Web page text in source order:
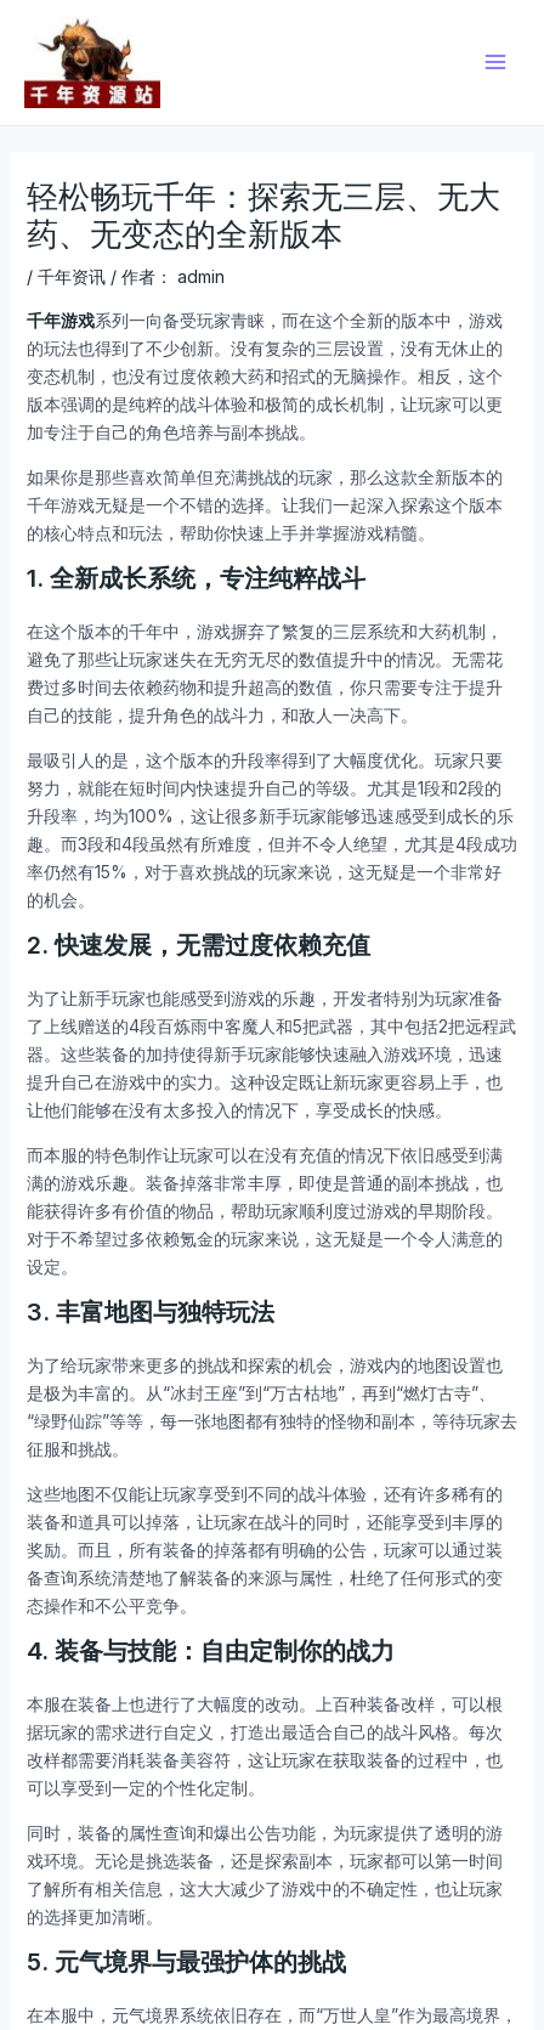
轻松畅玩千年：探索无三层、无大
药、无变态的全新版本
/ 千年资讯/ 作者： admin
千年游戏系列一向备受玩家青睐，而在这个全新的版本中，游戏
的玩法也得到了不少创新。没有复杂的三层设置，没有无休止的
变态机制，也没有过度依赖大药和招式的无脑操作。相反，这个
版本强调的是纯粹的战斗体验和极简的成长机制，让玩家可以更
加专注于自己的角色培养与副本挑战。
如果你是那些喜欢简单但充满挑战的玩家，那么这款全新版本的
千年游戏无疑是一个不错的选择。让我们一起深入探索这个版本
的核心特点和玩法，帮助你快速上手并掌握游戏精髓。
1. 全新成长系统，专注纯粹战斗
在这个版本的千年中，游戏摒弃了繁复的三层系统和大药机制，
避免了那些让玩家迷失在无穷无尽的数值提升中的情况。无需花
费过多时间去依赖药物和提升超高的数值，你只需要专注于提升
自己的技能，提升角色的战斗力，和敌人一决高下。
最吸引人的是，这个版本的升段率得到了大幅度优化。玩家只要
努力，就能在短时间内快速提升自己的等级。尤其是1段和2段的
升段率，均为100%，这让很多新手玩家能够迅速感受到成长的乐
趣。而3段和4段虽然有所难度，但并不令人绝望，尤其是4段成功
率仍然有15%，对于喜欢挑战的玩家来说，这无疑是一个非常好
的机会。
2.快速发展，无需过度依赖充值
为了让新手玩家也能感受到游戏的乐趣，开发者特别为玩家准备
了上线赠送的4段百炼雨中客魔人和5把武器，其中包括2把远程武
器。这些装备的加持使得新手玩家能够快速融入游戏环境，迅速
提升自己在游戏中的实力。这种设定既让新玩家更容易上手，也
让他们能够在没有太多投入的情况下，享受成长的快感。
而本服的特色制作让玩家可以在没有充值的情况下依旧感受到满
满的游戏乐趣。装备掉落非常丰厚，即使是普通的副本挑战，也
能获得许多有价值的物品，帮助玩家顺利度过游戏的早期阶段。
对于不希望过多依赖氪金的玩家来说，这无疑是一个令人满意的
设定。
3. 丰富地图与独特玩法
为了给玩家带来更多的挑战和探索的机会，游戏内的地图设置也
是极为丰富的。从“冰封王座”到“万古枯地”，再到“燃灯古寺”、
“绿野仙踪”等等，每一张地图都有独特的怪物和副本，等待玩家去
征服和挑战。
这些地图不仅能让玩家享受到不同的战斗体验，还有许多稀有的
装备和道具可以掉落，让玩家在战斗的同时，还能享受到丰厚的
奖励。而且，所有装备的掉落都有明确的公告，玩家可以通过装
备查询系统清楚地了解装备的来源与属性，杜绝了任何形式的变
态操作和不公平竞争。
4. 装备与技能：自由定制你的战力
本服在装备上也进行了大幅度的改动。上百种装备改样，可以根
据玩家的需求进行自定义，打造出最适合自己的战斗风格。每次
改样都需要消耗装备美容符，这让玩家在获取装备的过程中，也
可以享受到一定的个性化定制。
同时，装备的属性查询和爆出公告功能，为玩家提供了透明的游
戏环境。无论是挑选装备，还是探索副本，玩家都可以第一时间
了解所有相关信息，这大大减少了游戏中的不确定性，也让玩家
的选择更加清晰。
5. 元气境界与最强护体的挑战
在本服中，元气境界系统依旧存在，而“万世人皇”作为最高境界，
navigation